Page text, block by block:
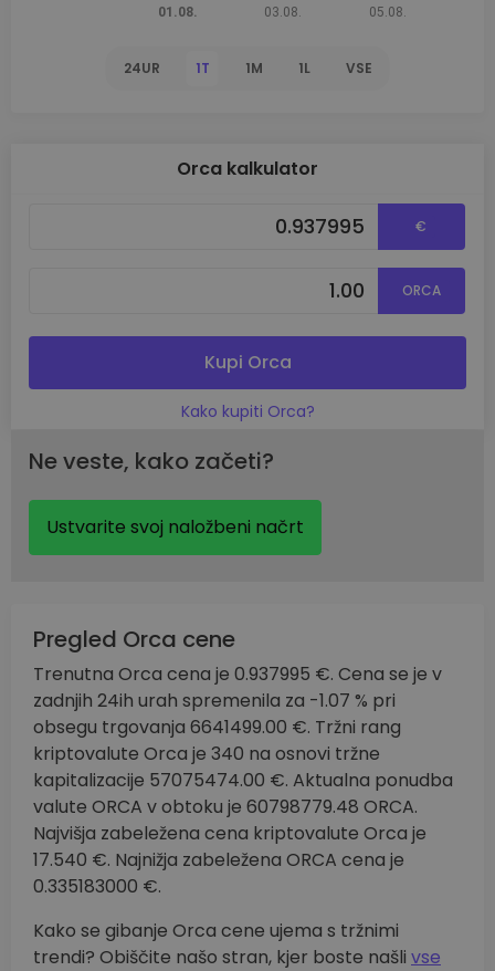
24UR 1T 1M 1L VSE
Orca kalkulator
€
ORCA
Kupi Orca
Kako kupiti Orca?
Ne veste, kako začeti?
Ustvarite svoj naložbeni načrt
Pregled Orca cene
Trenutna Orca cena je 0.937995 €. Cena se je v
zadnjih 24ih urah spremenila za -1.07 % pri
obsegu trgovanja 6641499.00 €. Tržni rang
kriptovalute Orca je 340 na osnovi tržne
kapitalizacije 57075474.00 €. Aktualna ponudba
valute ORCA v obtoku je 60798779.48 ORCA.
Najvišja zabeležena cena kriptovalute Orca je
17.540 €. Najnižja zabeležena ORCA cena je
0.335183000 €.
Kako se gibanje Orca cene ujema s tržnimi
trendi? Obiščite našo stran, kjer boste našli vse